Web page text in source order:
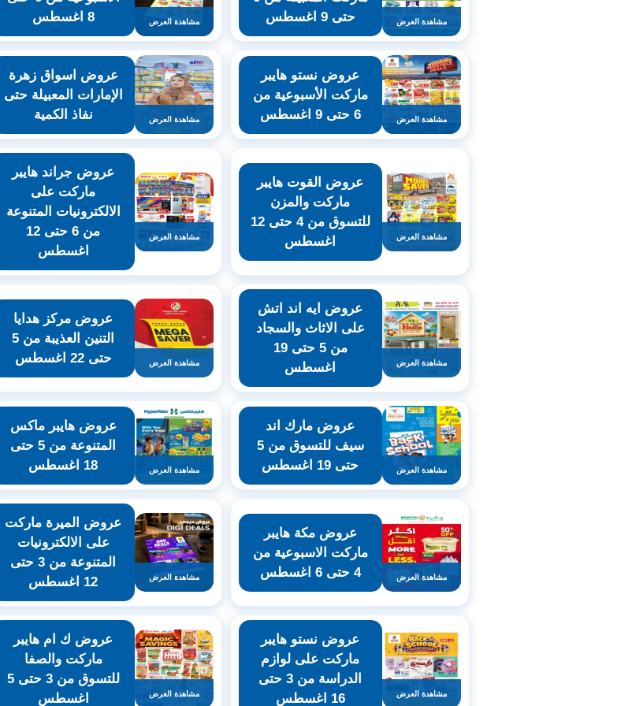
مشاهدة العرض
حتى 9 اغسطس
مشاهدة العرض
8 اغسطس
مشاهدة العرض
عروض نستو هايبر
ماركت الأسبوعية من
6 حتى 9 اغسطس
مشاهدة العرض
عروض اسواق زهرة
الإمارات المعبيلة حتى
نفاذ الكمية
مشاهدة العرض
عروض القوت هايبر
ماركت والمزن
للتسوق من 4 حتى 12
اغسطس
مشاهدة العرض
عروض جراند هايبر
ماركت على
الالكترونيات المتنوعة
من 6 حتى 12
اغسطس
مشاهدة العرض
عروض ايه اند اتش
على الاثاث والسجاد
من 5 حتى 19
اغسطس
مشاهدة العرض
عروض مركز هدايا
التنين العذيبة من 5
حتى 22 اغسطس
مشاهدة العرض
عروض مارك اند
سيف للتسوق من 5
حتى 19 اغسطس
مشاهدة العرض
عروض هايبر ماكس
المتنوعة من 5 حتى
18 اغسطس
مشاهدة العرض
عروض مكة هايبر
ماركت الاسبوعية من
4 حتى 6 اغسطس
مشاهدة العرض
عروض الميرة ماركت
على الالكترونيات
المتنوعة من 3 حتى
12 اغسطس
مشاهدة العرض
عروض نستو هايبر
ماركت على لوازم
الدراسة من 3 حتى
16 اغسطس
مشاهدة العرض
عروض ك ام هايبر
ماركت والصفا
للتسوق من 3 حتى 5
اغسطس